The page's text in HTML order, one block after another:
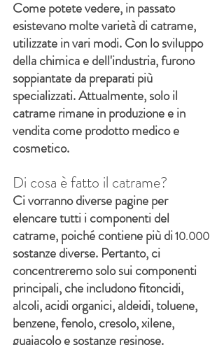
Come potete vedere, in passato
esistevano molte varietà di catrame,
utilizzate in vari modi. Con lo sviluppo
della chimica e dell'industria, furono
soppiantate da preparati più
specializzati. Attualmente, solo il
catrame rimane in produzione e in
vendita come prodotto medico e
cosmetico.
Di cosa è fatto il catrame?
Ci vorranno diverse pagine per
elencare tutti i componenti del
catrame, poiché contiene più di10.000
sostanze diverse. Pertanto, ci
concentreremo solo sui componenti
principali, che includono fitoncidi,
alcoli, acidi organici, aldeidi, toluene,
benzene, fenolo, cresolo, xilene,
guaiacolo e sostanze resinose.